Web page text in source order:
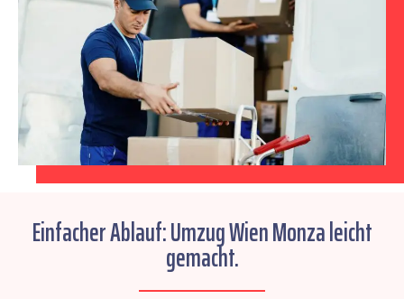
Einfacher Ablauf: Umzug Wien Monza leicht
gemacht.